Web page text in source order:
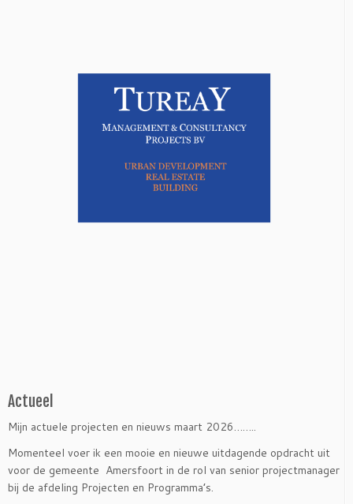
Actueel
Mijn actuele projecten en nieuws maart 2026……..
Momenteel voer ik een mooie en nieuwe uitdagende opdracht uit
voor de gemeente Amersfoort in de rol van senior projectmanager
bij de afdeling Projecten en Programma’s.